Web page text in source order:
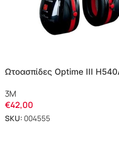
Ωτοασπίδες Optime III
3M
€42,00
SKU: 004555